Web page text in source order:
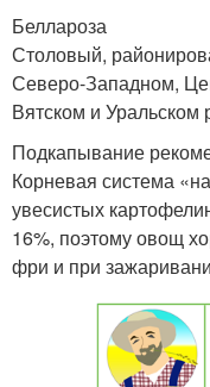
Беллароза
Столовый,
Северо-Западном,
Вятском и Уральском
Подкапывание
Корневая система
увесистых
16%, поэтому овощ
фри и при